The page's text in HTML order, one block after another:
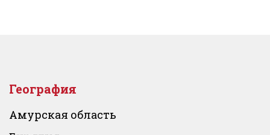
География
Амурская область